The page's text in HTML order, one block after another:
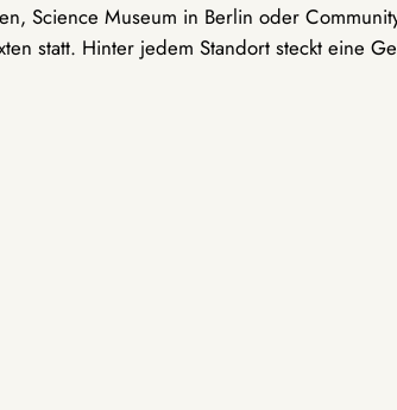
Science Museum in Berlin oder
statt. Hinter jedem Standort steckt eine